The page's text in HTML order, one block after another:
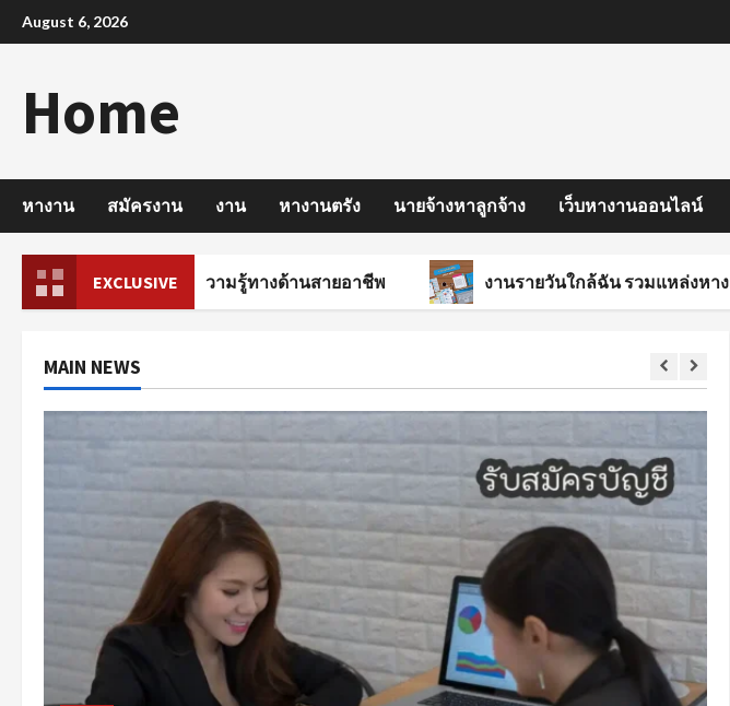
Skip
to
August 6, 2026
Home
หางาน สมัครงาน งาน หางานตรัง นายจ้างหาลูกจ้าง เว็บหางานออนไลน์
EXCLUSIVE
ญชี มีพื้นฐานความรู้ทางด้านสายอาชีพ งานรายวันใกล้ฉัน รวมแหล่งหางานทุกสา
MAIN NEWS